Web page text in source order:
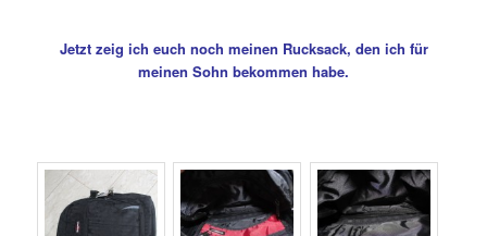
Jetzt zeig ich euch noch meinen Rucksack, den ich für
meinen Sohn bekommen habe.